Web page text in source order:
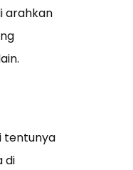
arahkan
tentunya
di